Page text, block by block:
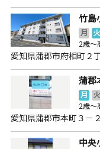
竹島
月 火
2歳～
愛知県蒲郡市府相町２
蒲郡
月 火
2歳～
愛知県蒲郡市本町３－２
中央